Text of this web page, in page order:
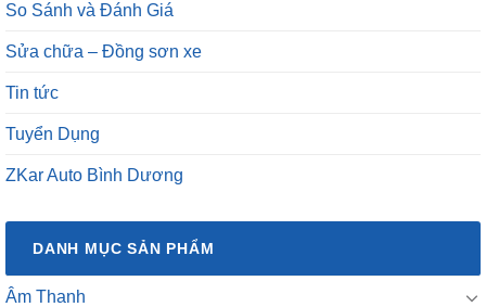
So Sánh và Đánh Giá
Sửa chữa – Đồng sơn xe
Tin tức
Tuyển Dụng
ZKar Auto Bình Dương
DANH MỤC SẢN PHẨM
Âm Thanh